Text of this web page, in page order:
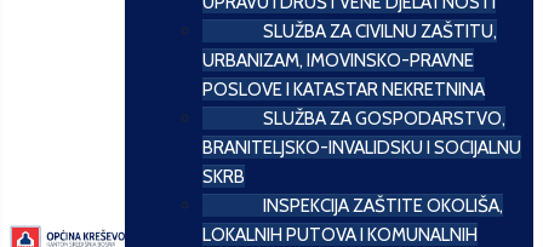
SLUŽBA ZA CIVILNU ZAŠTITU,
URBANIZAM, IMOVINSKO-PRAVNE
POSLOVE I KATASTAR NEKRETNINA
SLUŽBA ZA GOSPODARSTVO,
BRANITELJSKO-INVALIDSKU I SOCIJALNU
SKRB
INSPEKCIJA ZAŠTITE OKOLIŠA,
LOKALNIH PUTOVA I KOMUNALNIH